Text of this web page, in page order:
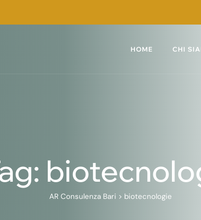
HOME CHI
AR Consulenza Bari > biotecnologie